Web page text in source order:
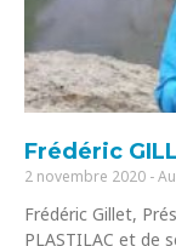
Frédéric
2 novembre 2020
Frédéric Gillet,
PLASTILAC et de